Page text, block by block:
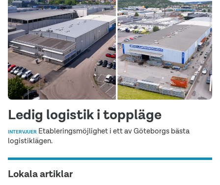
Ledig logistik i toppläge
INTERVJUER Etableringsmöjlighet i ett av Göteborgs bästa
logistiklägen.
Lokala artiklar